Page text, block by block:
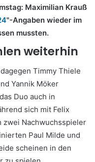
Maximilian Krauß
"-Angaben wieder im
mussten.
weiterhin
Timmy Thiele
Yannik Möker
Duo auch in
sich mit Felix
zwei Nachwuchsspieler
Paul Milde und
scheinen in den